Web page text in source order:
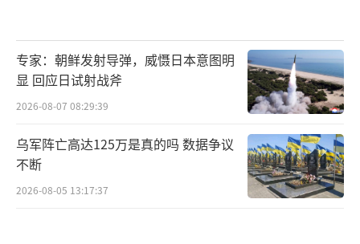
专家：朝鲜发射导弹，威慑日本意图明
显 回应日试射战斧
2026-08-07 08:29:39
乌军阵亡高达125万是真的吗 数据争议
不断
2026-08-05 13:17:37